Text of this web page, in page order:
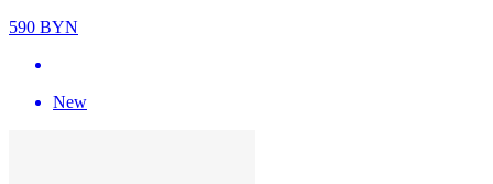
590 BYN
New